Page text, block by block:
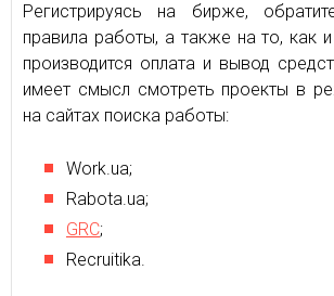
Регистрируясь на бирже,
правила работы, а также на то, как
производится оплата и вывод
имеет смысл смотреть проекты в
на сайтах поиска работы:
Work.ua;
Rabota.ua;
GRC;
Recruitika.